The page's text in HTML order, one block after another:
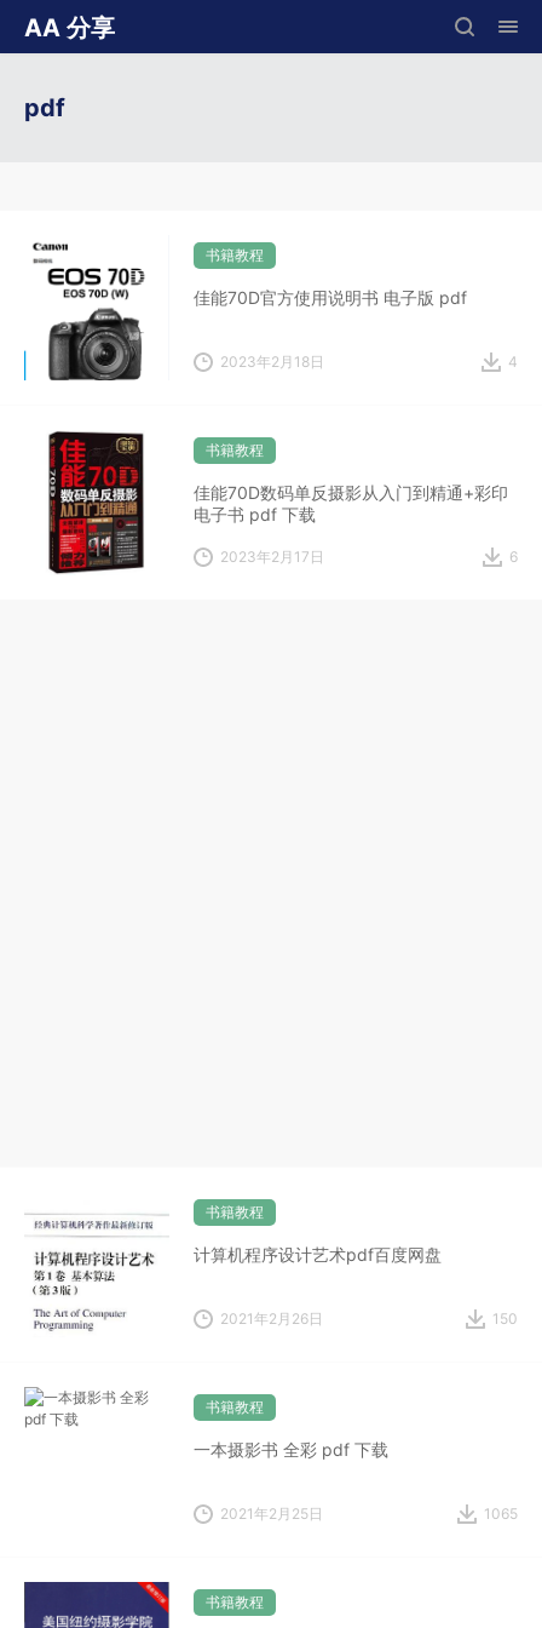
AA 分享
pdf
书籍教程
佳能70D官方使用说明书 电子版 pdf
2023年2月18日 4
书籍教程
佳能70D数码单反摄影从入门到精通+彩印
电子书 pdf 下载
2023年2月17日 6
书籍教程
计算机程序设计艺术pdf百度网盘
2021年2月26日 150
书籍教程
一本摄影书 全彩 pdf 下载
2021年2月25日 1065
书籍教程